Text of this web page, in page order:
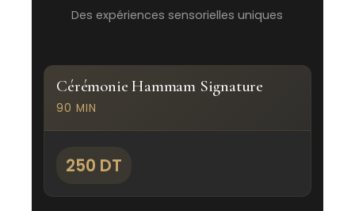
Des expériences sensorielles uniques
Cérémonie Hammam Signature
90 MIN
250 DT